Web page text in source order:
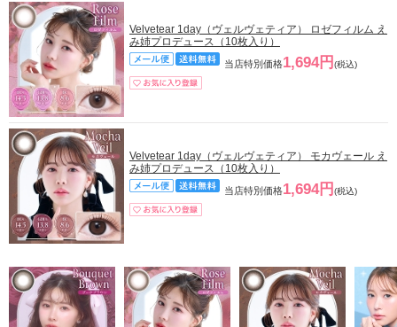
Velvetear 1day（ヴェルヴェティア） ロゼフィルム え
み姉プロデュース（10枚入り）
当店特別価格1,694円 (税込)
Velvetear 1day（ヴェルヴェティア） モカヴェール え
み姉プロデュース（10枚入り）
当店特別価格1,694円 (税込)